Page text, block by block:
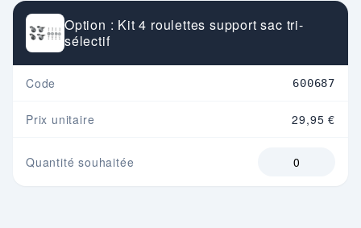
Option : Kit 4 roulettes support sac tri-
sélectif
Code 600687
Prix unitaire 29,95 €
Quantité souhaitée